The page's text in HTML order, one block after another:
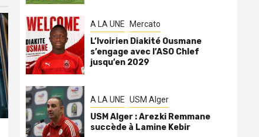
A LA UNE Mercato
L’Ivoirien Diakité Ousmane
s’engage avec l’ASO Chlef
jusqu’en 2029
A LA UNE USM Alger
USM Alger : Arezki Remmane
succède à Lamine Kebir